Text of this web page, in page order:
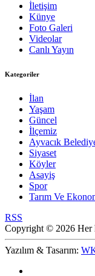
İletişim
Künye
Foto Galeri
Videolar
Canlı Yayın
Kategoriler
İlan
Yaşam
Güncel
İlçemiz
Ayvacık
Siyaset
Köyler
Asayiş
Spor
Tarım Ve
RSS
Copyright © 2026 Her
Yazılım & Tasarım: